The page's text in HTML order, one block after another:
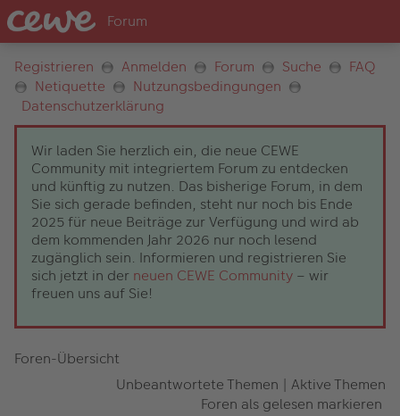
Registrieren Anmelden Forum Suche
FAQ
Netiquette
Nutzungsbedingungen
Datenschutzerklärung
Wir laden Sie herzlich ein, die neue CEWE
Community mit integriertem Forum zu entdecken
und künftig zu nutzen. Das bisherige Forum, in dem
Sie sich gerade befinden, steht nur noch bis Ende
2025 für neue Beiträge zur Verfügung und wird ab
dem kommenden Jahr 2026 nur noch lesend
zugänglich sein. Informieren und registrieren Sie
sich jetzt in der neuen CEWE Community – wir
freuen uns auf Sie!
Foren-Übersicht
Unbeantwortete Themen | Aktive Themen
Foren als gelesen markieren